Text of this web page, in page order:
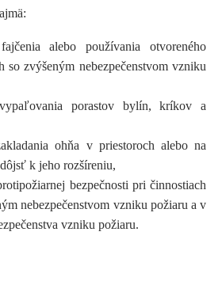
alebo používania otvoreného
so zvýšeným nebezpečenstvom vzniku
porastov bylín, kríkov a
ohňa v priestoroch alebo na
k jeho rozšíreniu,
bezpečnosti pri činnostiach
nebezpečenstvom vzniku požiaru a v
vzniku požiaru.